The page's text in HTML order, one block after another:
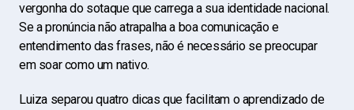
vergonha do sotaque que carrega a sua identidade nacional.
Se a pronúncia não atrapalha a boa comunicação e
entendimento das frases, não é necessário se preocupar
em soar como um nativo.
Luiza separou quatro dicas que facilitam o aprendizado de